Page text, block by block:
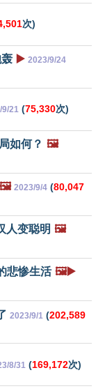
次)
▶️ 2023/9/24
21 (75,330次)
如何？ 🖼️
🖼️ 2023/9/4 (80,047
人变聪明 🖼️
悲惨生活 🖼️▶️
2023/9/1 (202,589
8/31 (169,172次)